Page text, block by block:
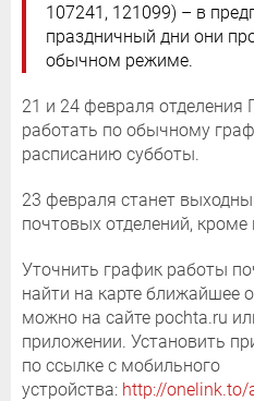
107241, 121099) – в
праздничный дни они
обычном режиме.
21 и 24 февраля отделения
работать по обычному
расписанию субботы.
23 февраля станет
почтовых отделений, кроме
Уточнить график работы
найти на карте ближайшее
можно на сайте pochta.ru
приложении. Установить
по ссылке с мобильного
устройства: http://onelink.to/